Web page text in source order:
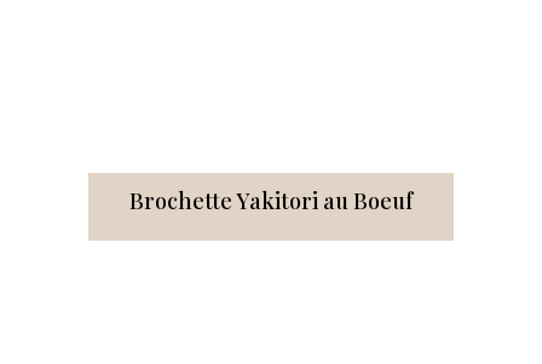
Brochette Yakitori au Boeuf